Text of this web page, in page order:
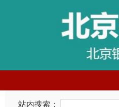
站内搜索：